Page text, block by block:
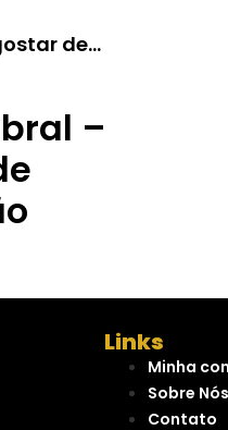
de…
–
Links
Minha
Sobre Nós
Contato